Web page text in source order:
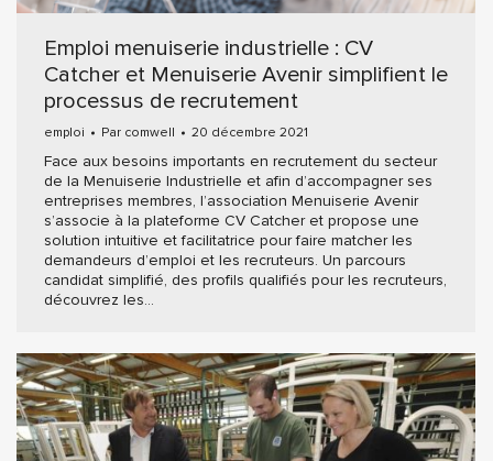
Emploi menuiserie industrielle : CV
Catcher et Menuiserie Avenir simplifient le
processus de recrutement
emploi Par comwell 20 décembre 2021
Face aux besoins importants en recrutement du secteur
de la Menuiserie Industrielle et afin d’accompagner ses
entreprises membres, l’association Menuiserie Avenir
s’associe à la plateforme CV Catcher et propose une
solution intuitive et facilitatrice pour faire matcher les
demandeurs d’emploi et les recruteurs. Un parcours
candidat simplifié, des profils qualifiés pour les recruteurs,
découvrez les…